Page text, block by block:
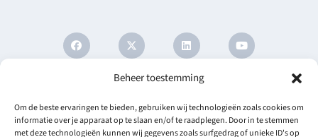
Beheer toestemming
Om de beste ervaringen te bieden, gebruiken wij technologieën zoals cookies om
informatie over je apparaat op te slaan en/of te raadplegen. Door in te stemmen
met deze technologieën kunnen wij gegevens zoals surfgedrag of unieke ID's op
Algemene Voorwaarden©2026 All rights reserved Baushield |